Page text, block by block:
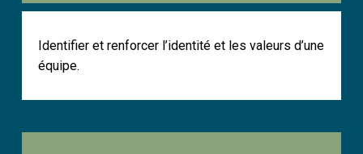
Identifier et renforcer l’identité et les valeurs d’une
équipe.